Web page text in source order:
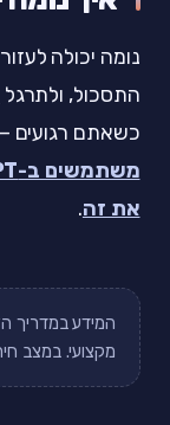
נומה יכולה
התסכול, ולתרגל
כשאתם רגועים
את זה.
המידע במדריך
מקצועי. במצב חירום פנו ל-